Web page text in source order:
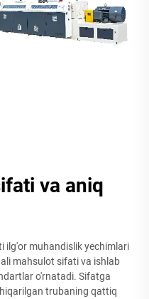
va aniq
ilg'or muhandislik yechimlari
mahsulot sifati va ishlab
o'rnatadi. Sifatga
trubaning qattiq